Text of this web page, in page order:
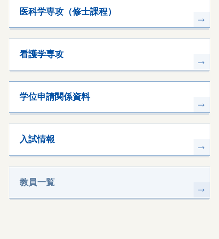
医科学専攻（修士課程）
看護学専攻
学位申請関係資料
入試情報
教員一覧